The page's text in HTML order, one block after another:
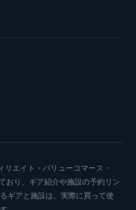
エイト・バリューコマース・
おり、ギア紹介や施設の予約リン
ギアと施設は、実際に買って使